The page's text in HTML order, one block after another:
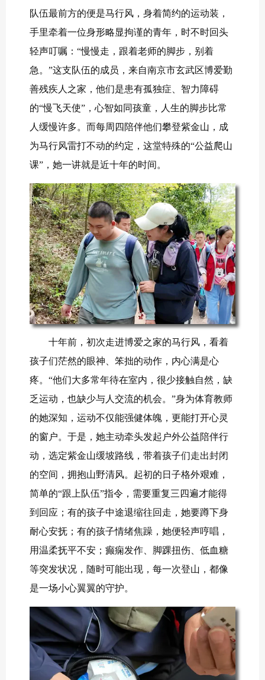
队伍最前方的便是马行风，身着简约的运动装，
手里牵着一位身形略显拘谨的青年，时不时回头
轻声叮嘱：“慢慢走，跟着老师的脚步，别着
急。”这支队伍的成员，来自南京市玄武区博爱勤
善残疾人之家，他们是患有孤独症、智力障碍
的“慢飞天使”，心智如同孩童，人生的脚步比常
人缓慢许多。而每周四陪伴他们攀登紫金山，成
为马行风雷打不动的约定，这堂特殊的“公益爬山
课”，她一讲就是近十年的时间。
十年前，初次走进博爱之家的马行风，看着
孩子们茫然的眼神、笨拙的动作，内心满是心
疼。“他们大多常年待在室内，很少接触自然，缺
乏运动，也缺少与人交流的机会。”身为体育教师
的她深知，运动不仅能强健体魄，更能打开心灵
的窗户。于是，她主动牵头发起户外公益陪伴行
动，选定紫金山缓坡路线，带着孩子们走出封闭
的空间，拥抱山野清风。起初的日子格外艰难，
简单的“跟上队伍”指令，需要重复三四遍才能得
到回应；有的孩子中途退缩往回走，她要蹲下身
耐心安抚；有的孩子情绪焦躁，她便轻声哼唱，
用温柔抚平不安；癫痫发作、脚踝扭伤、低血糖
等突发状况，随时可能出现，每一次登山，都像
是一场小心翼翼的守护。